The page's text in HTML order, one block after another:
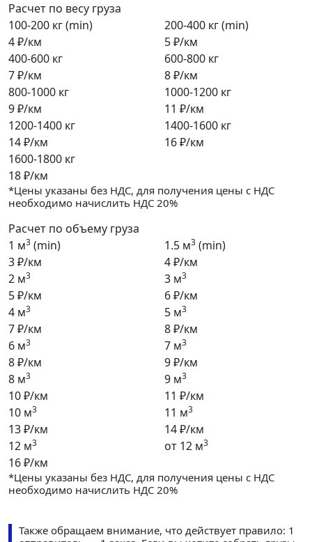
Расчет по весу груза
100-200 кг (min)
4 ₽/км
200-400 кг (min)
5 ₽/км
400-600 кг
7 ₽/км
600-800 кг
8 ₽/км
800-1000 кг
9 ₽/км
1000-1200 кг
11 ₽/км
1200-1400 кг
14 ₽/км
1400-1600 кг
16 ₽/км
1600-1800 кг
18 ₽/км
*Цены указаны без НДС, для получения цены с НДС
необходимо начислить НДС 20%
Расчет по объему груза
1 м3 (min)
3 ₽/км
1.5 м3 (min)
4 ₽/км
2 м3
5 ₽/км
3 м3
6 ₽/км
4 м3
7 ₽/км
5 м3
8 ₽/км
6 м3
8 ₽/км
7 м3
9 ₽/км
8 м3
10 ₽/км
9 м3
11 ₽/км
10 м3
13 ₽/км
11 м3
14 ₽/км
12 м3
16 ₽/км
от 12 м3
*Цены указаны без НДС, для получения цены с НДС
необходимо начислить НДС 20%
Также обращаем внимание, что действует правило: 1